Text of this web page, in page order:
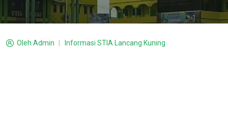
Oleh Admin Informasi STIA Lancang Kuning